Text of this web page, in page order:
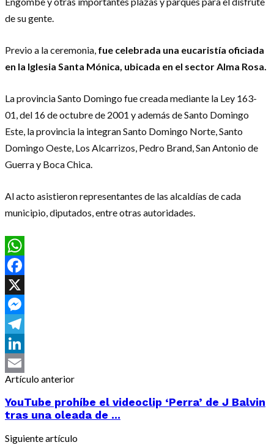
de su gente.
Previo a la ceremonia, fue celebrada una eucaristía oficiada
en la Iglesia Santa Mónica, ubicada en el sector Alma Rosa.
La provincia Santo Domingo fue creada mediante la Ley 163-
01, del 16 de octubre de 2001 y además de Santo Domingo
Este, la provincia la integran Santo Domingo Norte, Santo
Domingo Oeste, Los Alcarrizos, Pedro Brand, San Antonio de
Guerra y Boca Chica.
Al acto asistieron representantes de las alcaldías de cada
municipio, diputados, entre otras autoridades.
WhatsApp
Facebook
X
Messenger
Telegram
LinkedIn
Email
Artículo anterior
YouTube prohíbe el videoclip ‘Perra’ de J Balvin
tras una oleada de ...
Siguiente artículo